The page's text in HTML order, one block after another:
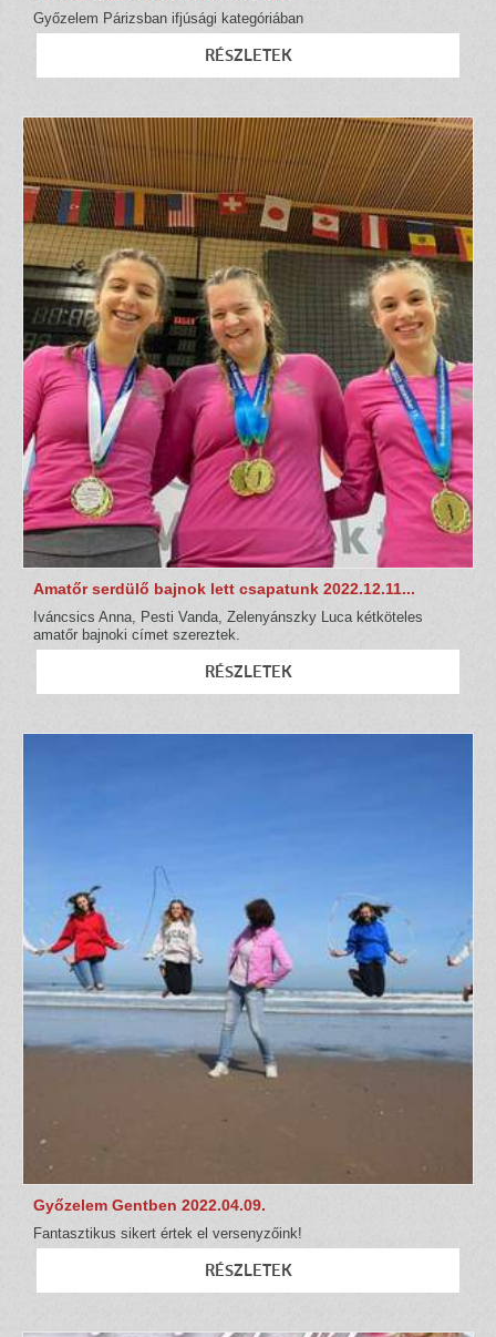
Győzelem Párizsban ifjúsági kategóriában
RÉSZLETEK
Amatőr serdülő bajnok lett csapatunk 2022.12.11...
Iváncsics Anna, Pesti Vanda, Zelenyánszky Luca kétköteles
amatőr bajnoki címet szereztek.
RÉSZLETEK
Győzelem Gentben 2022.04.09.
Fantasztikus sikert értek el versenyzőink!
RÉSZLETEK